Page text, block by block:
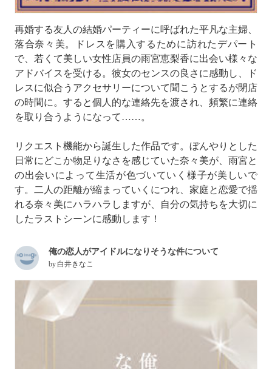
再婚する友人の結婚パーティーに呼ばれた平凡な主婦、
落合奈々美。ドレスを購入するために訪れたデパート
で、若くて美しい女性店員の雨宮恵梨香に出会い様々な
アドバイスを受ける。彼女のセンスの良さに感動し、ド
レスに似合うアクセサリーについて聞こうとするが閉店
の時間に。すると個人的な連絡先を渡され、頻繁に連絡
を取り合うようになって……。
リクエスト機能から誕生した作品です。ぼんやりとした
日常にどこか物足りなさを感じていた奈々美が、雨宮と
の出会いによって生活が色づいていく様子が美しいで
す。二人の距離が縮まっていくにつれ、家庭と恋愛で揺
れる奈々美にハラハラしますが、自分の気持ちを大切に
したラストシーンに感動します！
俺の恋人がアイドルになりそうな件について
by 白井きなこ